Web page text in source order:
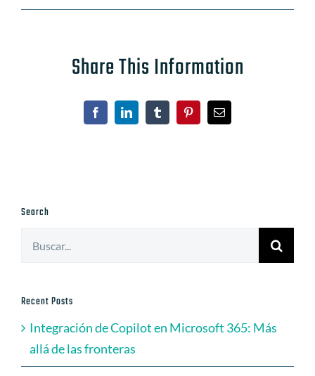
Share This Information
FacebookLinkedInTumblrPinterestCorreo
Search
Recent Posts
Integración de Copilot en Microsoft 365: Más
allá de las fronteras